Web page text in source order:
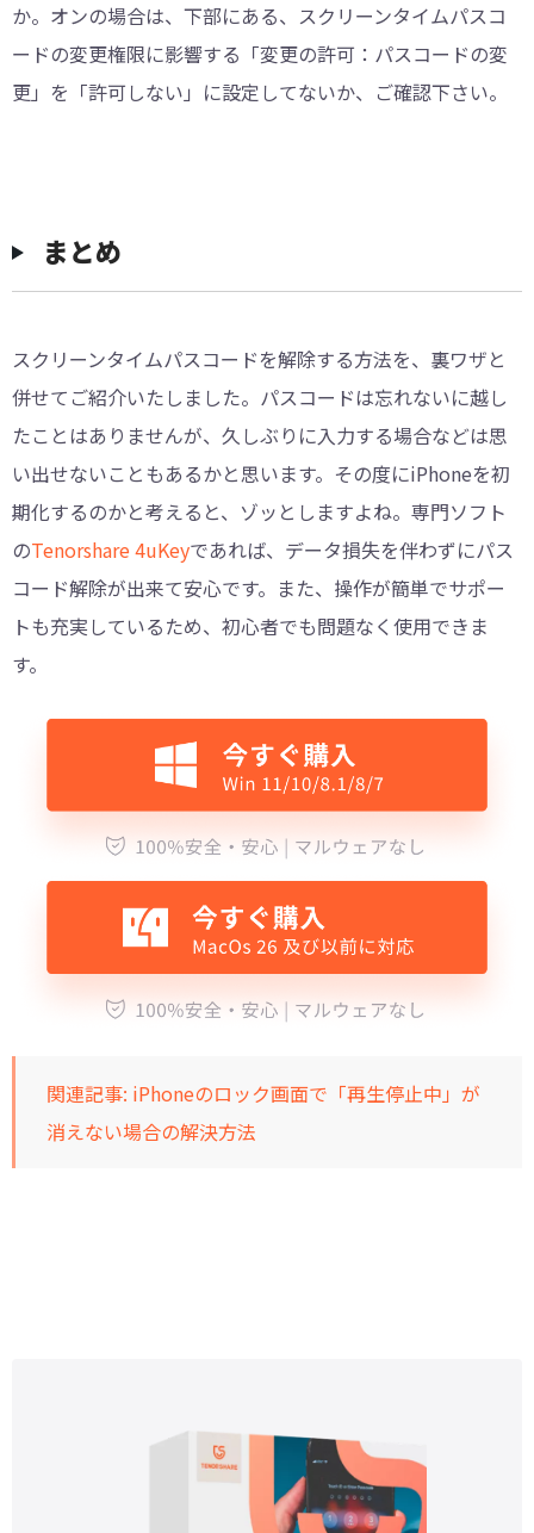
か。オンの場合は、下部にある、スクリーンタイムパスコ
ードの変更権限に影響する「変更の許可：パスコードの変
更」を「許可しない」に設定してないか、ご確認下さい。
まとめ
スクリーンタイムパスコードを解除する方法を、裏ワザと
併せてご紹介いたしました。パスコードは忘れないに越し
たことはありませんが、久しぶりに入力する場合などは思
い出せないこともあるかと思います。その度にiPhoneを初
期化するのかと考えると、ゾッとしますよね。専門ソフト
のTenorshare 4uKeyであれば、データ損失を伴わずにパス
コード解除が出来て安心です。また、操作が簡単でサポー
トも充実しているため、初心者でも問題なく使用できま
す。
関連記事: iPhoneのロック画面で「再生停止中」が
消えない場合の解決方法